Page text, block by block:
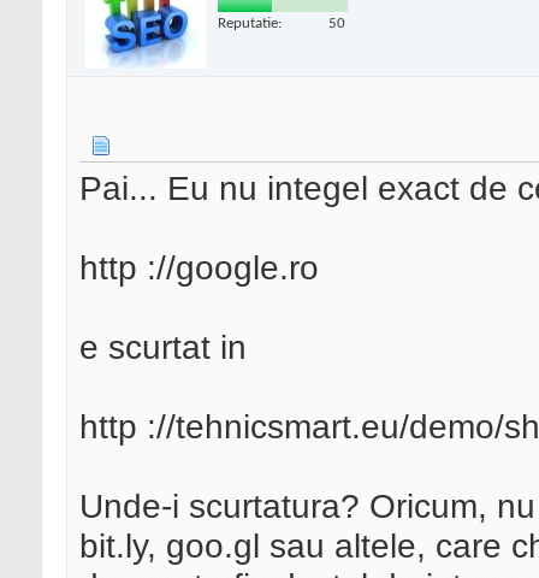
Reputatie: 50
Pai... Eu nu integel exact de
http ://google.ro
e scurtat in
http ://tehnicsmart.eu/demo/
Unde-i scurtatura? Oricum,
bit.ly, goo.gl sau altele, care